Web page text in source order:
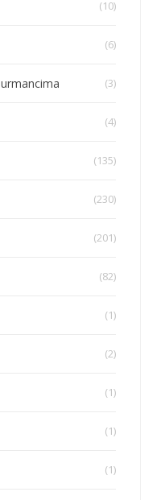
(10)
(6)
(3)
(4)
(135)
(230)
(201)
(82)
(1)
(2)
(1)
(1)
(1)